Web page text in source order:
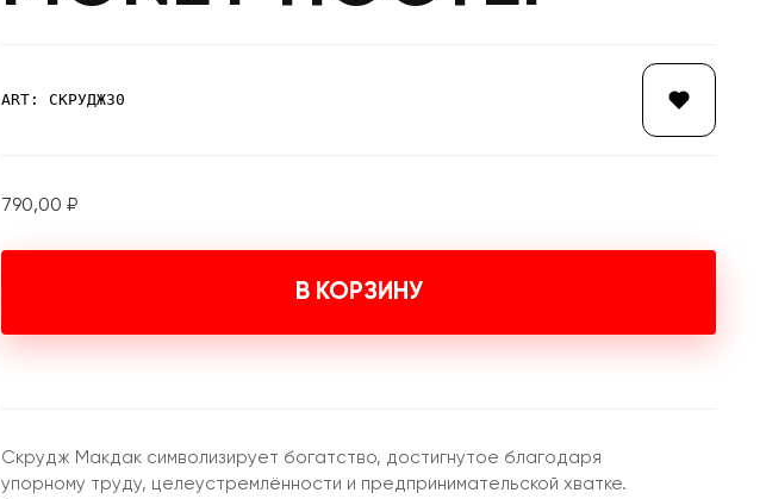
ART: СКРУДЖ30
790,00 ₽
В КОРЗИНУ
Скрудж Макдак символизирует богатство, достигнутое благодаря
упорному труду, целеустремлённости и предпринимательской хватке.